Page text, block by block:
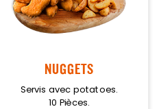
NUGGETS
Servis avec potatoes.
10 Pièces.